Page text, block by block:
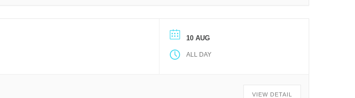
10 AUG
ALL DAY
VIEW DETAIL